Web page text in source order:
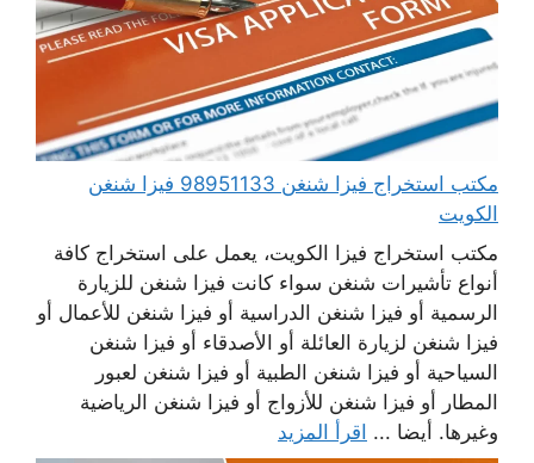
مكتب استخراج فيزا شنغن 98951133 فيزا شنغن
الكويت
مكتب استخراج فيزا الكويت، يعمل على استخراج كافة
أنواع تأشيرات شنغن سواء كانت فيزا شنغن للزيارة
الرسمية أو فيزا شنغن الدراسية أو فيزا شنغن للأعمال أو
فيزا شنغن لزيارة العائلة أو الأصدقاء أو فيزا شنغن
السياحية أو فيزا شنغن الطبية أو فيزا شنغن لعبور
المطار أو فيزا شنغن للأزواج أو فيزا شنغن الرياضية
وغيرها. أيضا ... اقرأ المزيد